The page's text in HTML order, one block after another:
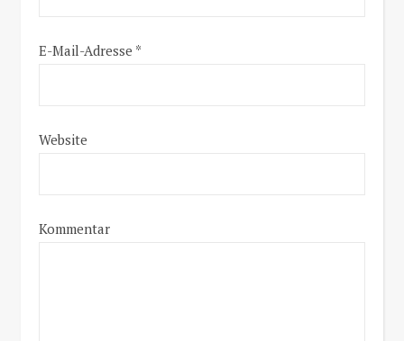
E-Mail-Adresse *
Website
Kommentar